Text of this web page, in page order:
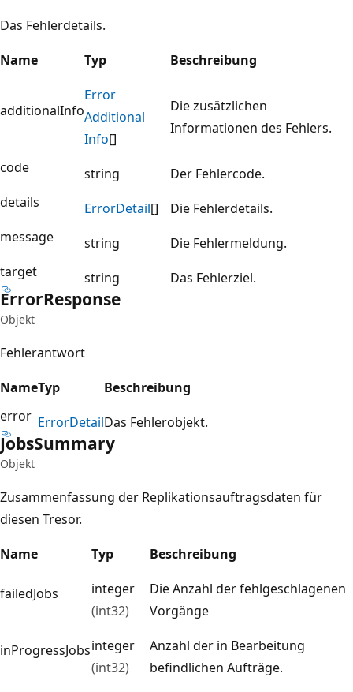
Das Fehlerdetails.
Name
Typ Beschreibung
additionalInfo
Error
Additional
Info[]
Die zusätzlichen
Informationen des Fehlers.
code string
Der Fehlercode.
details
ErrorDetail[]
Die Fehlerdetails.
message
string
Die Fehlermeldung.
target
string Das Fehlerziel.
ErrorResponse
Objekt
Fehlerantwort
NameTyp
Beschreibung
error ErrorDetailDas Fehlerobjekt.
JobsSummary
Objekt
Zusammenfassung der Replikationsauftragsdaten für
diesen Tresor.
Name
Typ Beschreibung
failedJobs
integer
(int32)
Die Anzahl der fehlgeschlagenen
Vorgänge
inProgressJobsinteger
(int32)
Anzahl der in Bearbeitung
befindlichen Aufträge.